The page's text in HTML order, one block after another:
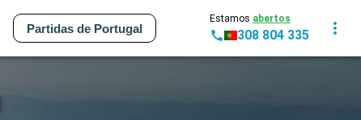
Partidas de Portugal
Estamos abertos
308 804 335